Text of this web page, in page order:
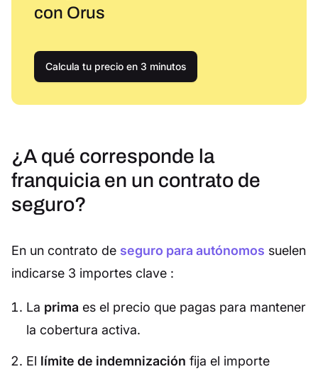
con Orus
Calcula tu precio en 3 minutos
¿A qué corresponde la
franquicia en un contrato de
seguro?
En un contrato de seguro para autónomos suelen
indicarse 3 importes clave :
La prima es el precio que pagas para mantener
la cobertura activa.
El límite de indemnización fija el importe